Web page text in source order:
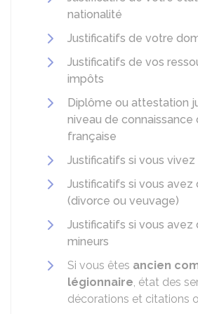
nationalité
Justificatifs de votre
Justificatifs de vos
impôts
Diplôme ou attestation
niveau de connaissance
française
Justificatifs si vous
Justificatifs si vous avez
(divorce ou veuvage)
Justificatifs si vous avez
mineurs
Si vous êtes ancien
légionnaire, état des
décorations et citations